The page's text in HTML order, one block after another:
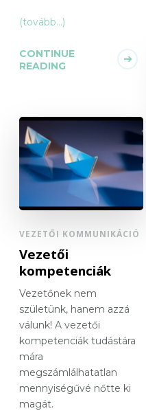
(tovább…)
CONTINUE
READING
VEZETŐI KOMMUNIKÁCIÓ
Vezetői
kompetenciák
Vezetőnek nem
születünk, hanem azzá
válunk! A vezetői
kompetenciák tudástára
mára
megszámlálhatatlan
mennyiségűvé nőtte ki
magát.